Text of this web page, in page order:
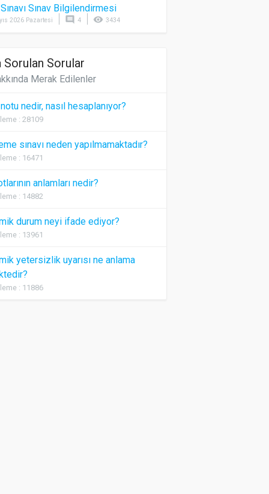
Sınav Bilgilendirmesi
2026 Pazartesi comment 4 visibility 3434
Sorulan Sorular
Merak Edilenler
notu nedir, nasıl hesaplanıyor?
: 28109
sınavı neden yapılmamaktadır?
: 16471
anlamları nedir?
: 14882
durum neyi ifade ediyor?
: 13961
yetersizlik uyarısı ne anlama
: 11886